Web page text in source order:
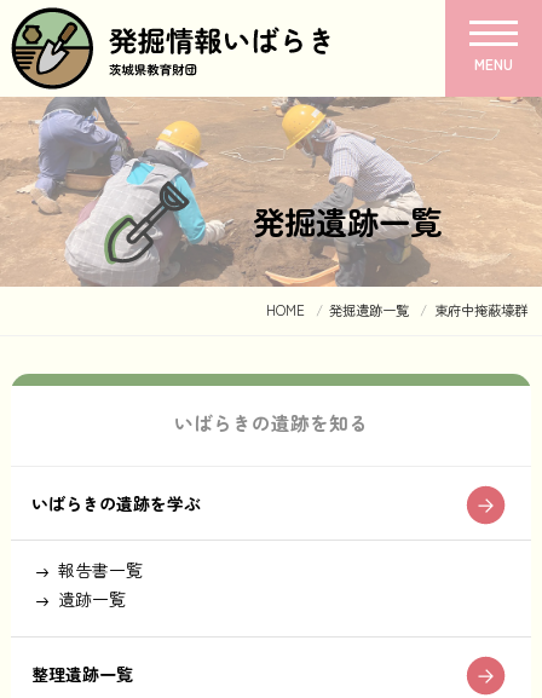
MENU
発掘遺跡一覧
HOME 発掘遺跡一覧 東府中掩蔽壕群
いばらきの遺跡を知る
いばらきの遺跡を学ぶ
報告書一覧
遺跡一覧
整理遺跡一覧